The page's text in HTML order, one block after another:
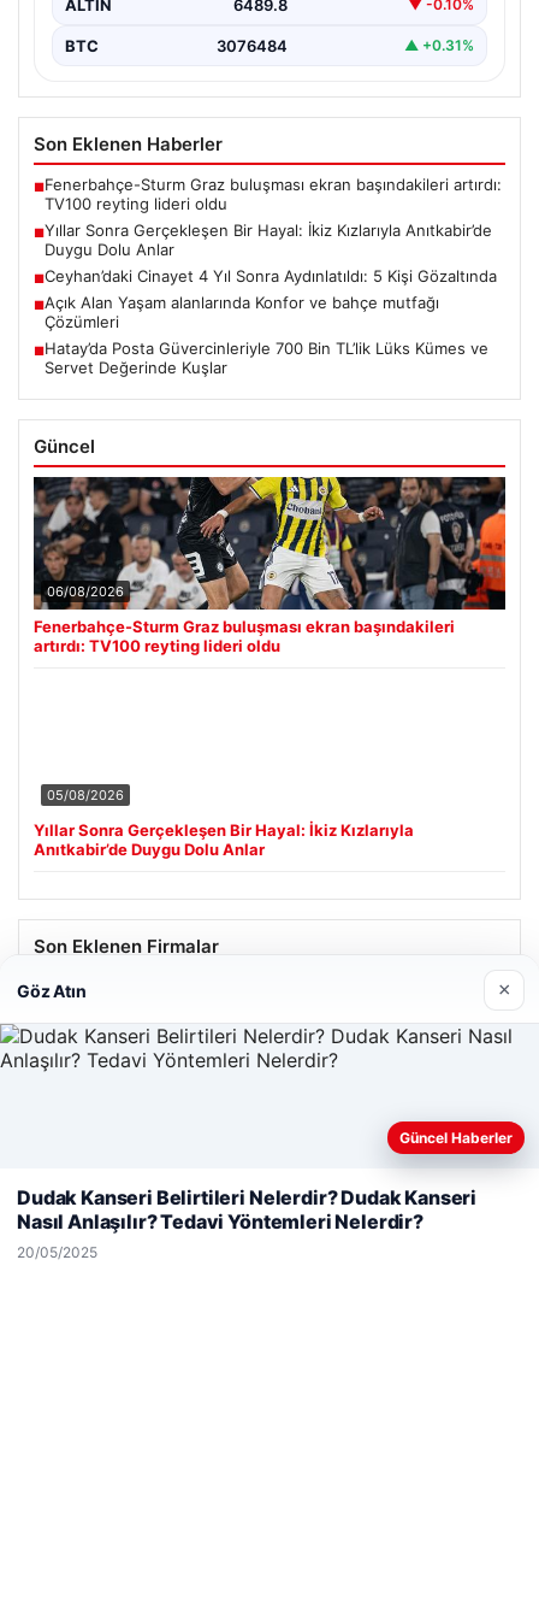
ALTIN 6489.8 ▼ -0.10%
BTC 3076484 ▲ +0.31%
Son Eklenen Haberler
■Fenerbahçe-Sturm Graz buluşması ekran başındakileri artırdı:
TV100 reyting lideri oldu
■Yıllar Sonra Gerçekleşen Bir Hayal: İkiz Kızlarıyla Anıtkabir’de
Duygu Dolu Anlar
■Ceyhan’daki Cinayet 4 Yıl Sonra Aydınlatıldı: 5 Kişi Gözaltında
■Açık Alan Yaşam alanlarında Konfor ve bahçe mutfağı
Çözümleri
■Hatay’da Posta Güvercinleriyle 700 Bin TL’lik Lüks Kümes ve
Servet Değerinde Kuşlar
Güncel
06/08/2026
Fenerbahçe-Sturm Graz buluşması ekran başındakileri
artırdı: TV100 reyting lideri oldu
05/08/2026
Yıllar Sonra Gerçekleşen Bir Hayal: İkiz Kızlarıyla
Anıtkabir’de Duygu Dolu Anlar
Son Eklenen Firmalar
Web sitemizi nasıl kullandığınızı daha iyi anlayabilmek,
kullanıyoruz.Çerez Politikamız
Göz Atın ×
Güncel Haberler
Dudak Kanseri Belirtileri Nelerdir? Dudak Kanseri
Nasıl Anlaşılır? Tedavi Yöntemleri Nelerdir?
20/05/2025